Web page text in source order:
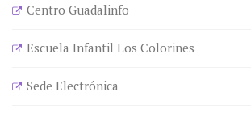
Centro Guadalinfo
Escuela Infantil Los Colorines
Sede Electrónica